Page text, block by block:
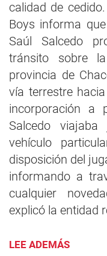
calidad de
Boys informa
Saúl Salcedo
tránsito sobre
provincia de
vía terrestre
incorporación a
Salcedo
vehículo
disposición del
informando a
cualquier
explicó la entidad
LEE ADEMÁS